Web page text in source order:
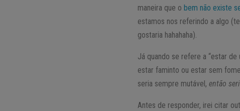
maneira que o bem não existe
estamos nos referindo a algo
gostaria hahahaha).
Já quando se refere a “estar
estar faminto ou estar sem
seria sempre mutável,então
Antes de responder, irei citar